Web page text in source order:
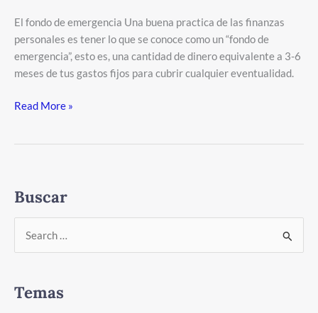
El fondo de emergencia Una buena practica de las finanzas
personales es tener lo que se conoce como un “fondo de
emergencia”, esto es, una cantidad de dinero equivalente a 3-6
meses de tus gastos fijos para cubrir cualquier eventualidad.
El
donde
guardarlo
Read More »
Buscar
c
Temas